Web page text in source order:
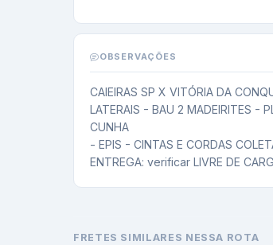
OBSERVAÇÕES
CAIEIRAS SP X VITÓRIA DA
LATERAIS - BAU 2 MADEIRITES -
CUNHA
- EPIS - CINTAS E CORDAS
ENTREGA: verificar LIVRE DE
FRETES SIMILARES NESSA ROTA